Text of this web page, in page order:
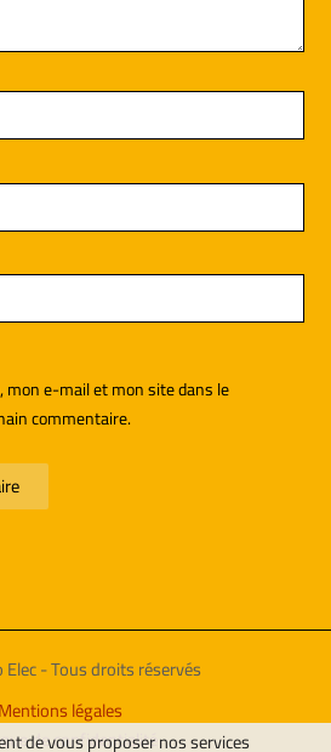
e-mail et mon site dans le
commentaire.
- Tous droits réservés
Mentions légales
de confidentialité
de vous proposer nos services